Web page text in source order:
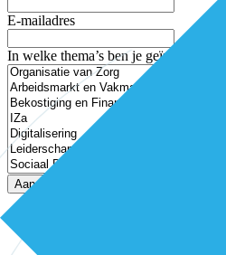
E-mailadres
In welke thema’s ben je geïnteresseerd?